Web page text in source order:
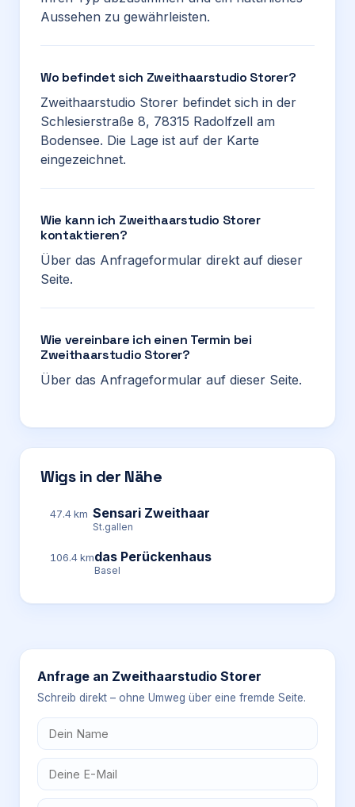
Aussehen zu gewährleisten.
Wo befindet sich Zweithaarstudio Storer?
Zweithaarstudio Storer befindet sich in der
Schlesierstraße 8, 78315 Radolfzell am
Bodensee. Die Lage ist auf der Karte
eingezeichnet.
Wie kann ich Zweithaarstudio Storer
kontaktieren?
Über das Anfrageformular direkt auf dieser
Seite.
Wie vereinbare ich einen Termin bei
Zweithaarstudio Storer?
Über das Anfrageformular auf dieser Seite.
Wigs in der Nähe
47.4 km Sensari Zweithaar
St.gallen
106.4 kmdas Perückenhaus
Basel
Anfrage an Zweithaarstudio Storer
Schreib direkt – ohne Umweg über eine fremde Seite.